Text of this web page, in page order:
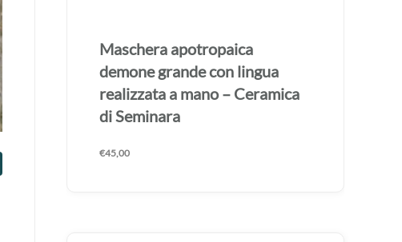
Maschera apotropaica
demone grande realizzata a
mano – Ceramica di Seminara